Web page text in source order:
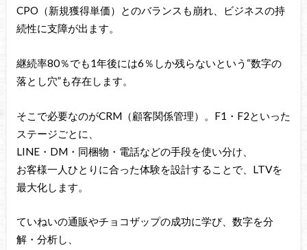
CPO（新規獲得単価）とのバランスも崩れ、ビジネスの持
続性に支障が出ます。
継続率80％でも1年後には6％しか残らないという“数字の
落とし穴”も存在します。
そこで必要なのがCRM（顧客関係管理）。F1・F2といった
ステージごとに、
LINE・DM・同梱物・電話などの手段を使い分け、
お客様一人ひとりに合った体験を設計することで、LTVを
最大化します。
ていねいの通販やチョコザップの成功に学び、数字を分
解・分析し、